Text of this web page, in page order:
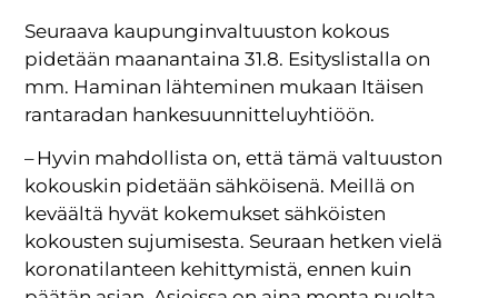
Seuraava kaupunginvaltuuston kokous
pidetään maanantaina 31.8. Esityslistalla on
mm. Haminan lähteminen mukaan Itäisen
rantaradan hankesuunnitteluyhtiöön.
– Hyvin mahdollista on, että tämä valtuuston
kokouskin pidetään sähköisenä. Meillä on
keväältä hyvät kokemukset sähköisten
kokousten sujumisesta. Seuraan hetken vielä
koronatilanteen kehittymistä, ennen kuin